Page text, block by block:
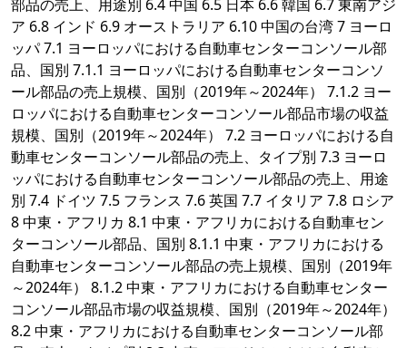
部品の売上、用途別 6.4 中国 6.5 日本 6.6 韓国 6.7 東南アジ
ア 6.8 インド 6.9 オーストラリア 6.10 中国の台湾 7 ヨーロ
ッパ 7.1 ヨーロッパにおける自動車センターコンソール部
品、国別 7.1.1 ヨーロッパにおける自動車センターコンソ
ール部品の売上規模、国別（2019年～2024年） 7.1.2 ヨー
ロッパにおける自動車センターコンソール部品市場の収益
規模、国別（2019年～2024年） 7.2 ヨーロッパにおける自
動車センターコンソール部品の売上、タイプ別 7.3 ヨーロ
ッパにおける自動車センターコンソール部品の売上、用途
別 7.4 ドイツ 7.5 フランス 7.6 英国 7.7 イタリア 7.8 ロシア
8 中東・アフリカ 8.1 中東・アフリカにおける自動車セン
ターコンソール部品、国別 8.1.1 中東・アフリカにおける
自動車センターコンソール部品の売上規模、国別（2019年
～2024年） 8.1.2 中東・アフリカにおける自動車センター
コンソール部品市場の収益規模、国別（2019年～2024年）
8.2 中東・アフリカにおける自動車センターコンソール部